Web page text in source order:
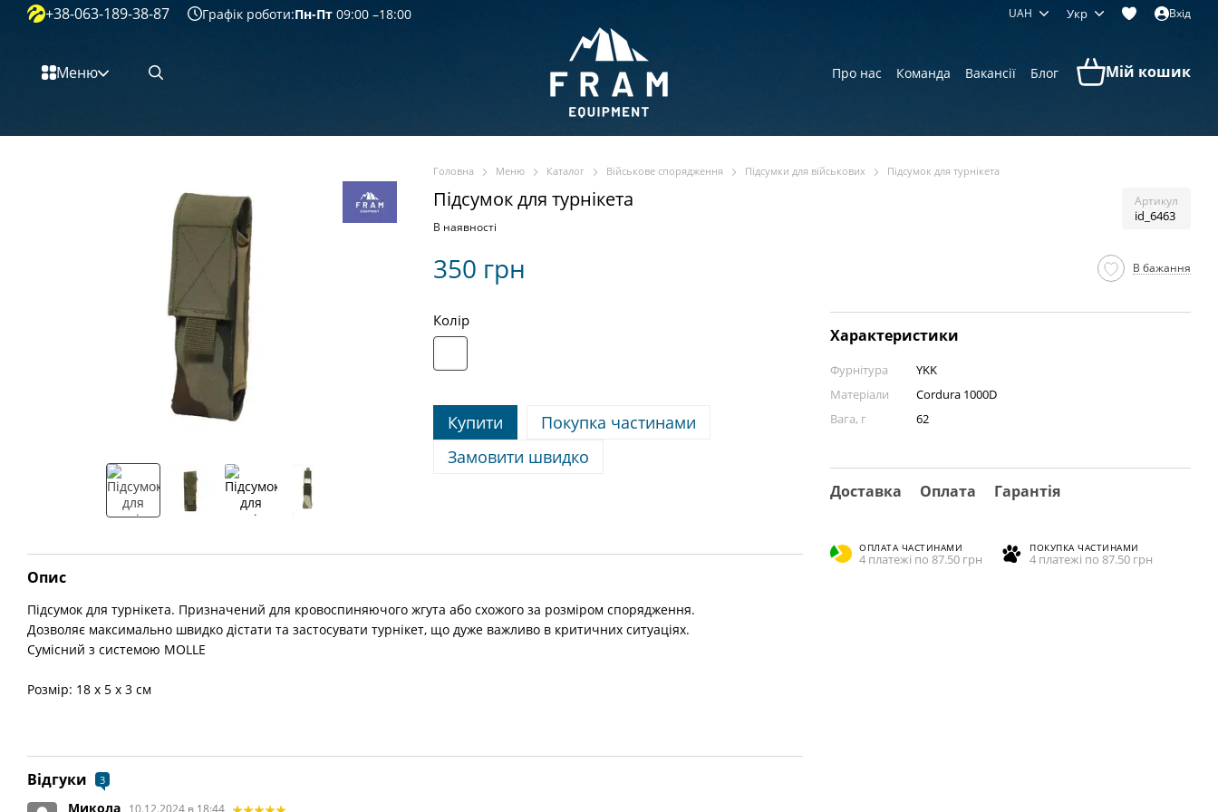
Перейти к основному контенту
+38-063-189-38-87 Графік роботи:Пн-Пт 09:00 –18:00 UAH Укр Вхід
Меню Про нас Команда Вакансії Блог Мій кошик
Головна Меню Каталог Військове спорядження Підсумки для військових Підсумок для турнікета
Підсумок для турнікета Артикул
id_6463
В наявності
350 грн В бажання
Колір
Купити
Покупка частинами
Замовити швидко
Характеристики
Фурнітура
YKK
Матеріали
Cordura 1000D
Вага, г
62
Доставка Оплата Гарантія
ОПЛАТА ЧАСТИНАМИ
4 платежі по 87.50 грн
ПОКУПКА ЧАСТИНАМИ
4 платежі по 87.50 грн
Опис
Підсумок для турнікета. Призначений для кровоспиняючого жгута або схожого за розміром спорядження.
Дозволяє максимально швидко дістати та застосувати турнікет, що дуже важливо в критичних ситуаціях.
Сумісний з системою MOLLE
Розмір: 18 х 5 х 3 см
Відгуки 3
Микола